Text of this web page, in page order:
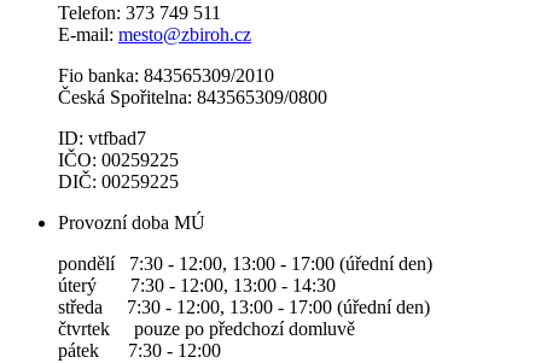
Telefon: 373 749 511
E-mail: mesto@zbiroh.cz
Fio banka: 843565309/2010
Česká Spořitelna: 843565309/0800
ID: vtfbad7
IČO: 00259225
DIČ: 00259225
Provozní doba MÚ
pondělí 7:30 - 12:00, 13:00 - 17:00 (úřední den)
úterý 7:30 - 12:00, 13:00 - 14:30
středa 7:30 - 12:00, 13:00 - 17:00 (úřední den)
čtvrtek pouze po předchozí domluvě
pátek 7:30 - 12:00